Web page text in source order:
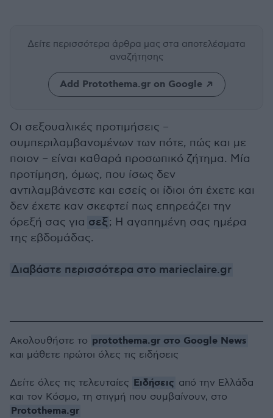
Δείτε περισσότερα άρθρα μας στα αποτελέσματα
αναζήτησης
Add Protothema.gr on Google
Οι σεξουαλικές προτιμήσεις –
συμπεριλαμβανομένων των πότε, πώς και με
ποιον – είναι καθαρά προσωπικό ζήτημα. Μία
προτίμηση, όμως, που ίσως δεν
αντιλαμβάνεστε και εσείς οι ίδιοι ότι έχετε και
δεν έχετε καν σκεφτεί πως επηρεάζει την
όρεξή σας για σεξ; Η αγαπημένη σας ημέρα
της εβδομάδας.
Διαβάστε περισσότερα στο marieclaire.gr
Ακολουθήστε το protothema.gr στο Google News
και μάθετε πρώτοι όλες τις ειδήσεις
Δείτε όλες τις τελευταίες Ειδήσεις από την Ελλάδα
και τον Κόσμο, τη στιγμή που συμβαίνουν, στο
Protothema.gr